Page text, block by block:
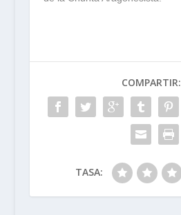
COMPARTIR:
TASA: